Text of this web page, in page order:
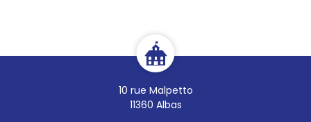
10 rue Malpetto
11360 Albas